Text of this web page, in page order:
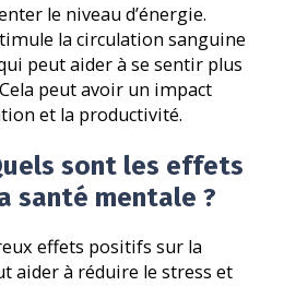
le niveau d’énergie.
la circulation sanguine
peut aider à se sentir plus
peut avoir un impact
et la productivité.
sont les effets
santé mentale ?
effets positifs sur la
aider à réduire le stress et